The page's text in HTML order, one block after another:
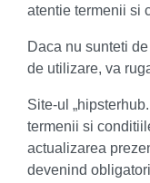
atentie termenii si
Daca nu sunteti
de utilizare, va
Site-ul
termenii si
actualizarea
devenind